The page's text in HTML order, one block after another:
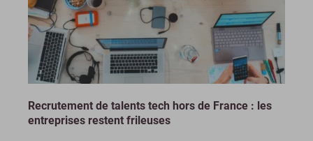
Recrutement de talents tech hors de France : les
entreprises restent frileuses